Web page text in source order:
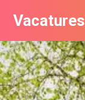
Vacatures per
De populairste